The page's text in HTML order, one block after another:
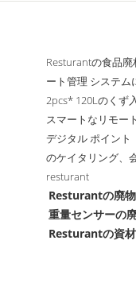
Resturantの食品
ート管理 システム
2pcs* 120Lのくず
スマートなリモー
デジタル ポイント
のケイタリング、
resturant
Resturantの廃
重量センサーの
Resturantの資